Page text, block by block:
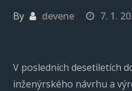
By devene 7. 1.
V posledních desetiletích
inženýrského návrhu a